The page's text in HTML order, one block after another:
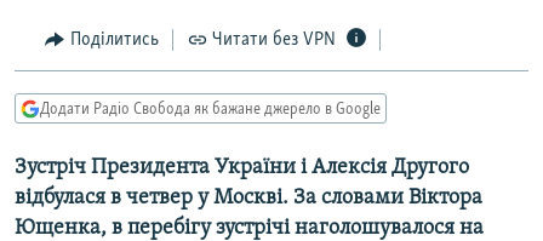
пошукуКУЛЬТУРА
СПОРТ
СВІТ
КРИМ.РЕАЛІЇ
ТИ ЯК?
КИТАЙ.ВИКЛИКИ
МУЛЬТИМЕДІА
Поділитись Читати без VPN
Додати Радіо Свобода як бажане джерело в Google
Зустріч Президента України і Алексія Другого
відбулася в четвер у Москві. За словами Віктора
Ющенка, в перебігу зустрічі наголошувалося на